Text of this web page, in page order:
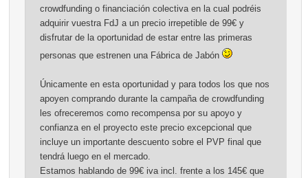
crowdfunding o financiación colectiva en la cual podréis
adquirir vuestra FdJ a un precio irrepetible de 99€ y
disfrutar de la oportunidad de estar entre las primeras
personas que estrenen una Fábrica de Jabón
Únicamente en esta oportunidad y para todos los que nos
apoyen comprando durante la campaña de crowdfunding
les ofreceremos como recompensa por su apoyo y
confianza en el proyecto este precio excepcional que
incluye un importante descuento sobre el PVP final que
tendrá luego en el mercado.
Estamos hablando de 99€ iva incl. frente a los 145€ que